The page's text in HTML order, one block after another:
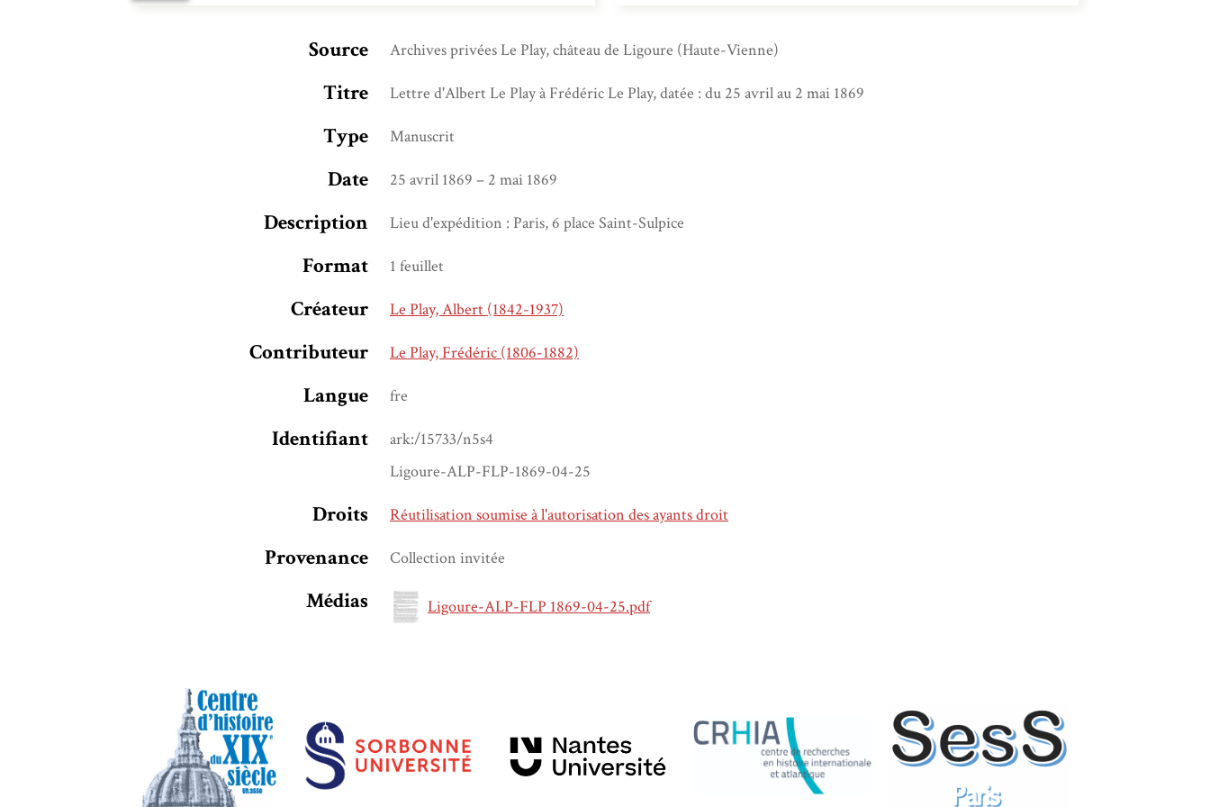
Source Archives privées Le Play, château de Ligoure (Haute-Vienne)
Titre Lettre d'Albert Le Play à Frédéric Le Play, datée : du 25 avril au 2 mai 1869
Type Manuscrit
Date 25 avril 1869 – 2 mai 1869
Description Lieu d'expédition : Paris, 6 place Saint-Sulpice
Format 1 feuillet
Créateur Le Play, Albert (1842-1937)
Contributeur Le Play, Frédéric (1806-1882)
Langue fre
Identifiant
ark:/15733/n5s4
Ligoure-ALP-FLP-1869-04-25
Droits Réutilisation soumise à l'autorisation des ayants droit
Provenance Collection invitée
Médias Ligoure-ALP-FLP 1869-04-25.pdf